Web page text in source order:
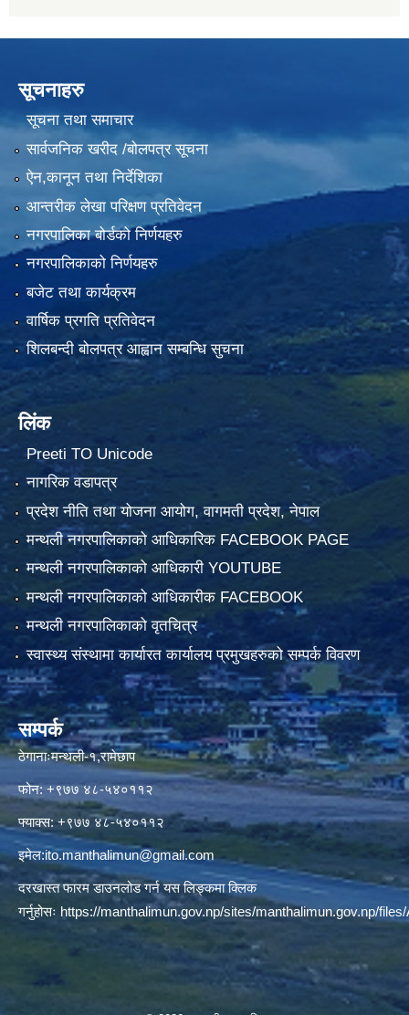
सूचनाहरु
सूचना तथा समाचार
सार्वजनिक खरीद /बोलपत्र सूचना
ऐन,कानून तथा निर्देशिका
आन्तरीक लेखा परिक्षण प्रतिवेदन
नगरपालिका बोर्डको निर्णयहरु
नगरपालिकाको निर्णयहरु
बजेट तथा कार्यक्रम
वार्षिक प्रगति प्रतिवेदन
शिलबन्दी बोलपत्र आह्वान सम्बन्धि सुचना
लिंक
Preeti TO Unicode
नागरिक वडापत्र
प्रदेश नीति तथा योजना आयोग, वागमती प्रदेश, नेपाल
मन्थली नगरपालिकाको आधिकारिक FACEBOOK PAGE
मन्थली नगरपालिकाको आधिकारी YOUTUBE
मन्थली नगरपालिकाको आधिकारीक FACEBOOK
मन्थली नगरपालिकाको वृतचित्र
स्वास्थ्य संस्थामा कार्यारत कार्यालय प्रमुखहरुको सम्पर्क विवरण
सम्पर्क
ठेगानाःमन्थली-१,रामेछाप
फोन: +९७७ ४८-५४०११२
फ्याक्स: +९७७ ४८-५४०११२
इमेल:ito.manthalimun@gmail.com
दरखास्त फारम डाउनलोड गर्न यस लिङ्कमा क्लिक
गर्नुहोसः https://manthalimun.gov.np/sites/manthalimun.gov.np/